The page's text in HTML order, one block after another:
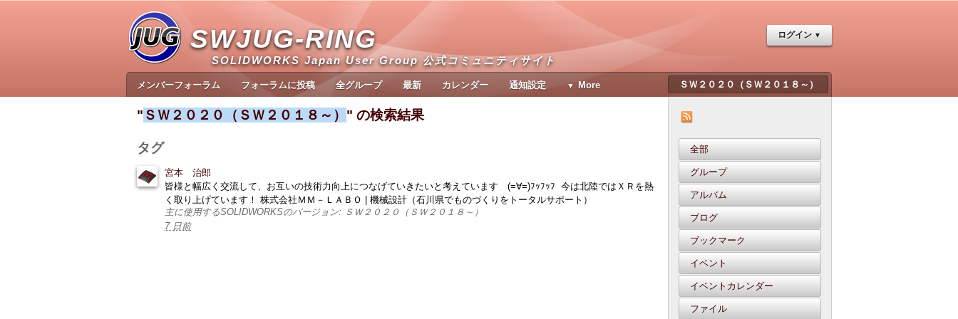
SWJUG-RING
SOLIDWORKS Japan User Group 公式コミュニティサイト
ログイン
メンバーフォーラム フォーラムに投稿 全グループ 最新 カレンダー 通知設定 More
全部
グループ
アルバム
ブログ
ブックマーク
イベント
イベントカレンダー
ファイル
" ＳＷ２０２０（ＳＷ２０１８～） " の検索結果
タグ
宮本 治郎
皆様と幅広く交流して、お互いの技術力向上につなげていきたいと考えています (=∀=)ﾌｯﾌｯﾌ 今は北陸ではＸＲを熱
く取り上げています！ 株式会社ＭＭ－ＬＡＢＯ | 機械設計（石川県でものづくりをトータルサポート）
主に使用するSOLIDWORKSのバージョン: ＳＷ２０２０（ＳＷ２０１８～）
7 日前